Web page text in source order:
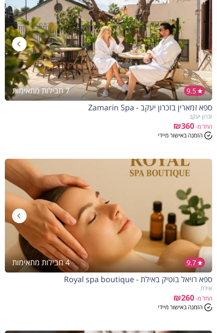
9.5
7 חבילות מתאימות
ספא זמארין בזכרון יעקב - Zamarin Spa
זכרון יעקב
החל מ-₪360
הזמנה באישור מיידי
9.7
4 חבילות מתאימות
ספא רויאל בוטיק באילת - Royal spa boutique
אילת
החל מ-₪260
הזמנה באישור מיידי